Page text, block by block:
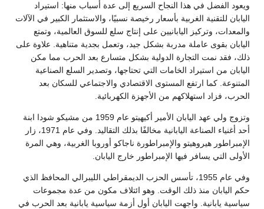
ويعود الفضل في هذا النجاح السريع إلى عدة أسباب منها: استيراد
اليابان للتقنية الغربية بأسعار رخيصة نسبيًا، والاستثمار الكبير في الآلات
والمعدات، وتركيز اليابانيين على إنتاج سلع للسوق العالمية، وتمتع
اليابان بقوى عاملة مدربة بشكل جيد، وتعمل بجدية متناهية. علاوة على
ذلك، فقد نمت التجارة الدولية بشكل متسارع بعد الحرب مما مكن
اليابان من استيراد الخامات التي تحتاجها، وتصدير السلع الصناعية
المتنوعة. كما ارتفع المستوى الاقتصادي والاجتماعي للسكان بعد
الحرب، فزاد استهلاكهم من الأجهزة الكهربائية.
وتزوج ولي عهد اليابان الأمير أكيهيتو عام 1959 من مشيكو شودا ابنة
أحد أغنياء الصناعة اليابانية مخالفًا بذلك التقاليد. وفي عام 1971، زار
الإمبراطور هيروهيتو والإمبراطورة ناجاكو أوروبا الغربية، وهي المرة
الأولى التي يسافر فيها الإمبراطور خارج اليابان.
وفي عام 1955، تأسس الحزب الديمقراطي الليبرالي المحافظ الذي
حكم اليابان منذ ذلك الوقت. وهو ائتلاف مكون من عدة مجموعات
سياسية يابانية. واجهت اليابان أول أزمة سياسية يابانية بعد الحرب في